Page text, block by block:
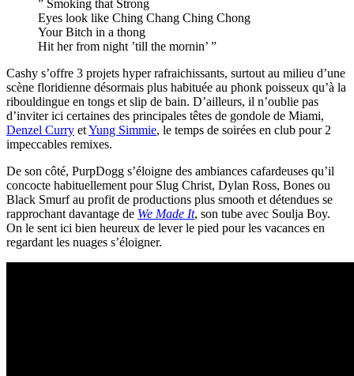
” Smoking that Strong
Eyes look like Ching Chang Ching Chong
Your Bitch in a thong
Hit her from night ’till the mornin’ ”
Cashy s’offre 3 projets hyper rafraichissants, surtout au milieu d’une
scène floridienne désormais plus habituée au phonk poisseux qu’à la
ribouldingue en tongs et slip de bain. D’ailleurs, il n’oublie pas
d’inviter ici certaines des principales têtes de gondole de Miami,
Denzel Curry etYung Simmie, le temps de soirées en club pour 2
impeccables remixes.
De son côté, PurpDogg s’éloigne des ambiances cafardeuses qu’il
concocte habituellement pour Slug Christ, Dylan Ross, Bones ou
Black Smurf au profit de productions plus smooth et détendues se
rapprochant davantage de We Made It, son tube avec Soulja Boy.
On le sent ici bien heureux de lever le pied pour les vacances en
regardant les nuages s’éloigner.